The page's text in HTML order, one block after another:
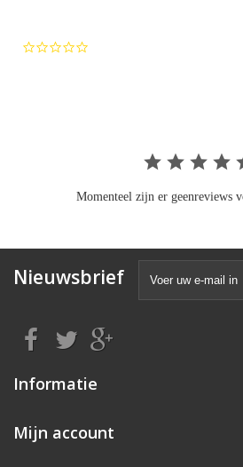
Momenteel zijn er geenreviews
Nieuwsbrief
Informatie
Mijn account